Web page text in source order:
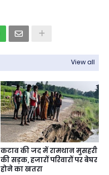
View all
कटाव की जद में रामथान मुसहरी
की सड़क, हजारों परिवारों पर बेघर
होने का खतरा